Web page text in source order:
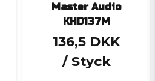
Master Audio
KHD137M
136,5 DKK
/ Styck